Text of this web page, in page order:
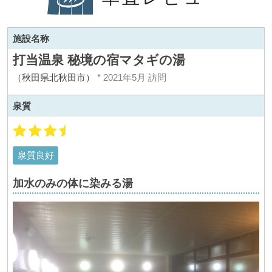
施設名称
打当温泉 秘境の宿マタギの湯
（秋田県北秋田市） * 2021年5月 訪問
泉質
泉質良好
加水のみの体に染みる湯